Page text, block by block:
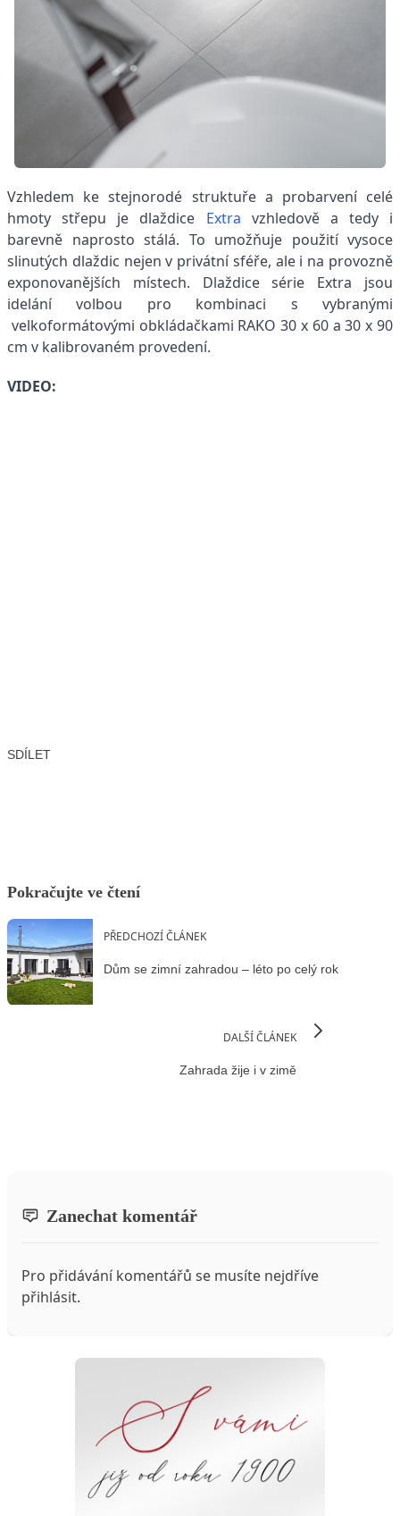
Vzhledem ke stejnorodé struktuře a probarvení celé
hmoty střepu je dlaždice Extra vzhledově a tedy i
barevně naprosto stálá. To umožňuje použití vysoce
slinutých dlaždic nejen v privátní sféře, ale i na provozně
exponovanějších místech. Dlaždice série Extra jsou
idelání volbou pro kombinaci s vybranými
velkoformátovými obkládačkami RAKO 30 x 60 a 30 x 90
cm v kalibrovaném provedení.
VIDEO:
SDÍLET
Pokračujte ve čtení
PŘEDCHOZÍ ČLÁNEK
Dům se zimní zahradou – léto po celý rok
DALŠÍ ČLÁNEK
Zahrada žije i v zimě
Zanechat komentář
Pro přidávání komentářů se musíte nejdříve
přihlásit.